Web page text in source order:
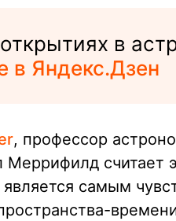
в
в Яндекс.Дзен
, профессор
Меррифилд считает
самым